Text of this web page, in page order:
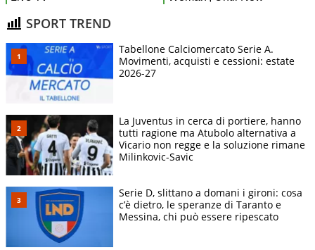
SPORT TREND
Tabellone Calciomercato Serie A.
Movimenti, acquisti e cessioni: estate
2026-27
La Juventus in cerca di portiere, hanno
tutti ragione ma Atubolo alternativa a
Vicario non regge e la soluzione rimane
Milinkovic-Savic
Serie D, slittano a domani i gironi: cosa
c’è dietro, le speranze di Taranto e
Messina, chi può essere ripescato